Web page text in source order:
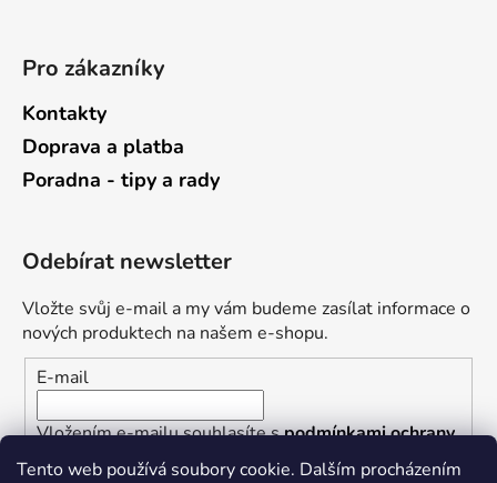
Tento web používá soubory cookie. Dalším procházením
Pro zákazníky
Kontakty
Doprava a platba
Poradna - tipy a rady
Odebírat newsletter
Vložte svůj e-mail a my vám budeme zasílat informace o
nových produktech na našem e-shopu.
E-mail
Vložením e-mailu souhlasíte spodmínkami ochrany
osobních údajů